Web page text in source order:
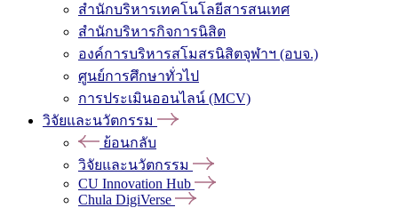
สำนักบริหารเทคโนโลยีสารสนเทศ
สำนักบริหารกิจการนิสิต
องค์การบริหารสโมสรนิสิตจุฬาฯ (อบจ.)
ศูนย์การศึกษาทั่วไป
การประเมินออนไลน์ (MCV)
วิจัยและนวัตกรรม
ย้อนกลับ
วิจัยและนวัตกรรม
CU Innovation Hub
Chula DigiVerse